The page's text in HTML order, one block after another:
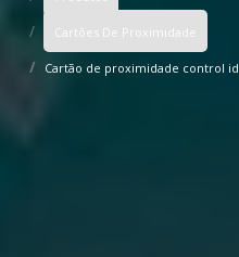
Cartões De Proximidade
Cartão de proximidade control id